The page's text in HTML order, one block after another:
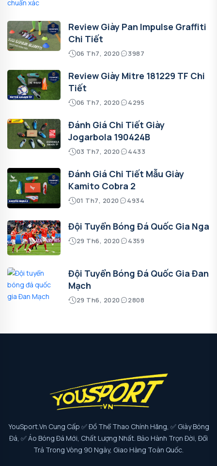
Review Giày Pan Impulse Graffiti
Chi Tiết
06 Th7, 2020 3987
Review Giày Mitre 181229 TF Chi
Tiết
06 Th7, 2020 4295
Đánh Giá Chi Tiết Giày
Jogarbola 190424B
03 Th7, 2020 4433
Đánh Giá Chi Tiết Mẫu Giày
Kamito Cobra 2
01 Th7, 2020 4934
Đội Tuyển Bóng Đá Quốc Gia Nga
29 Th6, 2020 4359
Đội Tuyển Bóng Đá Quốc Gia Đan
Mạch
29 Th6, 2020 2808
YouSport.vn Cung Cấp ✅ Đồ Thể Thao Chính Hãng, ✅ Giày Bóng
Đá, ✅ Áo Bóng Đá Mới, Chất Lượng Nhất. Bảo Hành Trọn Đời, Đổi
Trả Trong Vòng 90 Ngày, Giao Hàng Toàn Quốc.